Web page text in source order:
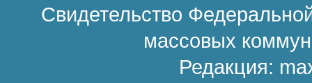
Свидетельство
массовых
Редакция: